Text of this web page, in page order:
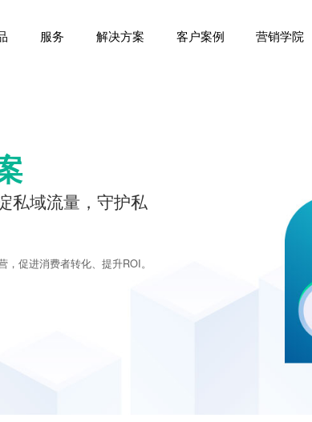
服务 解决方案 客户案例 营销学院
私域流量，守护私
促进消费者转化、提升ROI。